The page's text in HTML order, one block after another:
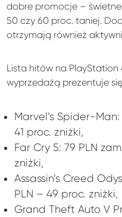
dobre promocje –
50 czy 60 proc. taniej.
otrzymają również
Lista hitów na
wyprzedażą prezentuje
Marvel’s Spider-
41 proc. zniżki,
Far Cry 5: 79 PLN
zniżki,
Assassin’s Creed
PLN – 49 proc. zniżki,
Grand Theft Auto V